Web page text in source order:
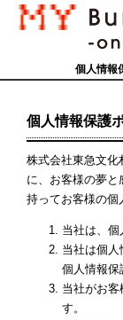
個人情報
個人情報保護
株式会社東急文化
に、お客様の夢
持ってお客様の個
当社は、
当社は個
個人情報保
当社がお
す。